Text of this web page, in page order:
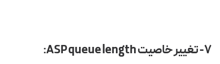
تغییر خاصیتASP queue length: